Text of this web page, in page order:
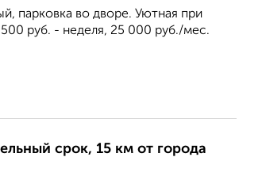
парковка во дворе. Уютная при
руб. - неделя, 25 000 руб./мес.
срок, 15 км от города